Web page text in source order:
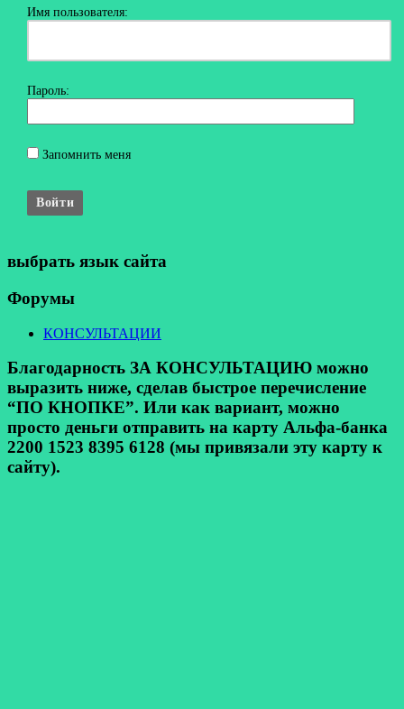
Имя пользователя:
Пароль:
Запомнить меня
Войти
выбрать язык сайта
Форумы
КОНСУЛЬТАЦИИ
Благодарность ЗА КОНСУЛЬТАЦИЮ можно
выразить ниже, сделав быстрое перечисление
“ПО КНОПКЕ”. Или как вариант, можно
просто деньги отправить на карту Альфа-банка
2200 1523 8395 6128 (мы привязали эту карту к
сайту).